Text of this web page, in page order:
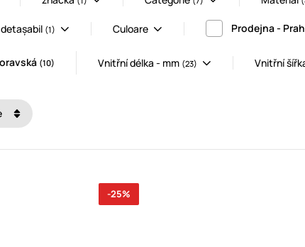
(1) Culoare Prodejna -
(10) Vnitřní délka - mm (23) Vnitřní
-25%